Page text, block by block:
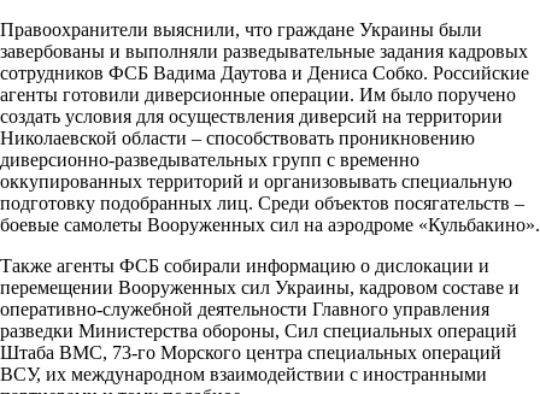
Правоохранители выяснили, что граждане Украины были
завербованы и выполняли разведывательные задания кадровых
сотрудников ФСБ Вадима Даутова и Дениса Собко. Российские
агенты готовили диверсионные операции. Им было поручено
создать условия для осуществления диверсий на территории
Николаевской области – способствовать проникновению
диверсионно-разведывательных групп с временно
оккупированных территорий и организовывать специальную
подготовку подобранных лиц. Среди объектов посягательств –
боевые самолеты Вооруженных сил на аэродроме «Кульбакино».
Также агенты ФСБ собирали информацию о дислокации и
перемещении Вооруженных сил Украины, кадровом составе и
оперативно-служебной деятельности Главного управления
разведки Министерства обороны, Сил специальных операций
Штаба ВМС, 73-го Морского центра специальных операций
ВСУ, их международном взаимодействии с иностранными